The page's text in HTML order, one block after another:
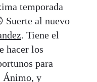
temporada
Suerte al nuevo
. Tiene el
hacer los
para
Ánimo, y